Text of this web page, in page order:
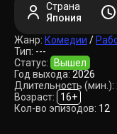
Страна
Япония
Жанр: Комедии /
Тип: ---
Статус:
Вышел
Год выхода: 2026
Длительность (мин.):
Возраст:
16+
Кол-во эпизодов: 12